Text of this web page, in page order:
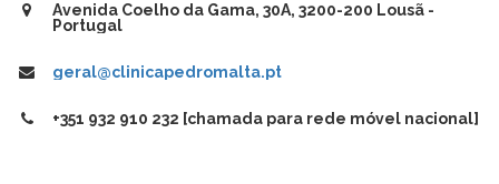
Avenida Coelho da Gama, 30A, 3200-200 Lousã -
Portugal
geral@clinicapedromalta.pt
+351 932 910 232 [chamada para rede móvel nacional]